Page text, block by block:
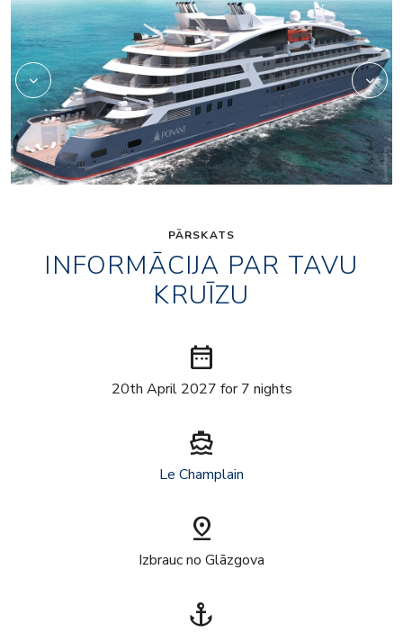
PĀRSKATS
INFORMĀCIJA PAR TAVU
KRUĪZU
date_range
20th April 2027 for 7 nights
directions_boat
Le Champlain
pin_drop
Izbrauc no Glāzgova
anchor